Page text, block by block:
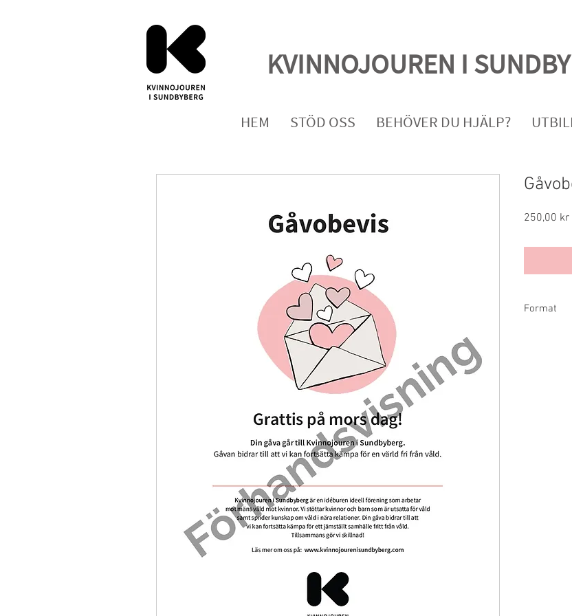
KVINNOJOUREN I
HEM STÖD OSS BEHÖVER DU HJÄLP?
250,00 kr
Format